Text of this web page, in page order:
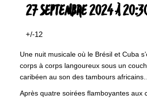
27 SEPTEMBRE 2024 À
+/-12
Une nuit musicale où le Brésil et Cuba
corps à corps langoureux sous un
caribéen au son des tambours africains…
Après quatre soirées flamboyantes aux